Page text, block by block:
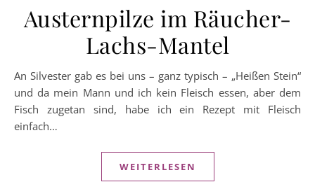
Austernpilze im Räucher-
Lachs-Mantel
An Silvester gab es bei uns – ganz typisch – „Heißen Stein“
und da mein Mann und ich kein Fleisch essen, aber dem
Fisch zugetan sind, habe ich ein Rezept mit Fleisch
einfach…
WEITERLESEN